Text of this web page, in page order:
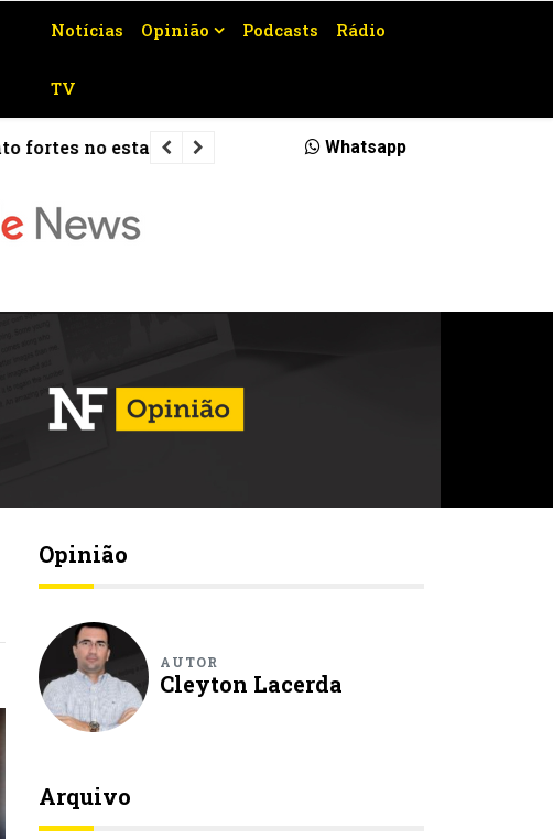
Notícias Opinião Podcasts Rádio
TV
Veja quais rodovias serão
Whatsapp
Opinião
AUTOR
Cleyton Lacerda
Arquivo